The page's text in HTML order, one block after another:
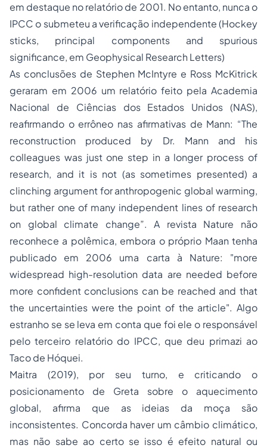
em destaque no relatório de 2001. No entanto, nunca o
IPCC o submeteu a verificação independente (Hockey
sticks, principal components and spurious
significance, em Geophysical Research Letters)
As conclusões de Stephen McIntyre e Ross McKitrick
geraram em 2006 um relatório feito pela Academia
Nacional de Ciências dos Estados Unidos (NAS),
reafirmando o errôneo nas afirmativas de Mann: “The
reconstruction produced by Dr. Mann and his
colleagues was just one step in a longer process of
research, and it is not (as sometimes presented) a
clinching argument for anthropogenic global warming,
but rather one of many independent lines of research
on global climate change”. A revista Nature não
reconhece a polêmica, embora o próprio Maan tenha
publicado em 2006 uma carta à Nature: "more
widespread high-resolution data are needed before
more confident conclusions can be reached and that
the uncertainties were the point of the article". Algo
estranho se se leva em conta que foi ele o responsável
pelo terceiro relatório do IPCC, que deu primazi ao
Taco de Hóquei.
Maitra (2019), por seu turno, e criticando o
posicionamento de Greta sobre o aquecimento
global, afirma que as ideias da moça são
inconsistentes. Concorda haver um câmbio climático,
mas não sabe ao certo se isso é efeito natural ou